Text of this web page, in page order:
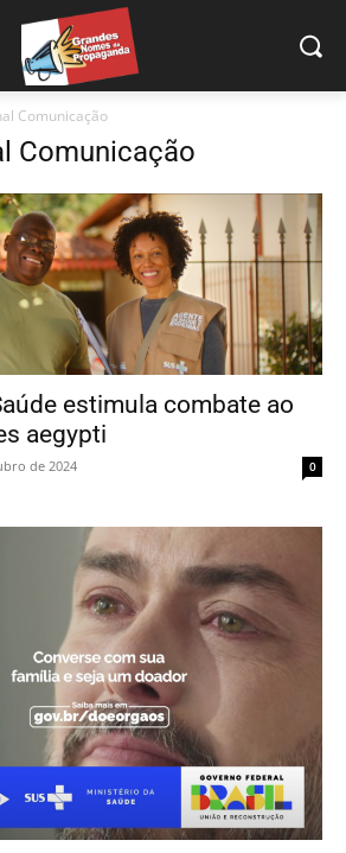
Comunicação
Comunicação
estimula combate ao
aegypti
de 2024 0